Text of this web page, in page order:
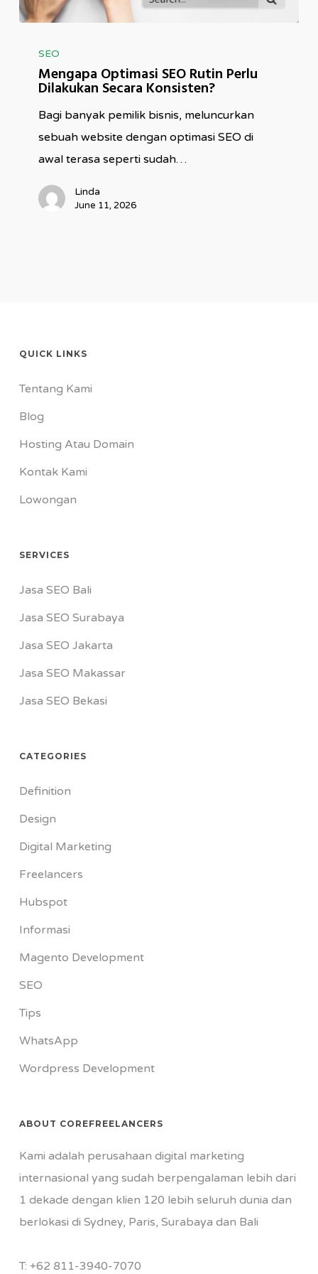
Optimasi
SEO
Perlu
Dilakukan
Secara
Konsisten?
SEO
Mengapa Optimasi SEO Rutin Perlu
Dilakukan Secara Konsisten?
Bagi banyak pemilik bisnis, meluncurkan
sebuah website dengan optimasi SEO di
awal terasa seperti sudah…
Linda
June 11, 2026
QUICK LINKS
Tentang Kami
Blog
Hosting Atau Domain
Kontak Kami
Lowongan
SERVICES
Jasa SEO Bali
Jasa SEO Surabaya
Jasa SEO Jakarta
Jasa SEO Makassar
Jasa SEO Bekasi
CATEGORIES
Definition
Design
Digital Marketing
Freelancers
Hubspot
Informasi
Magento Development
SEO
Tips
WhatsApp
Wordpress Development
ABOUT COREFREELANCERS
Kami adalah perusahaan digital marketing
internasional yang sudah berpengalaman lebih dari
1 dekade dengan klien 120 lebih seluruh dunia dan
berlokasi di Sydney, Paris, Surabaya dan Bali
T: +62 811-3940-7070